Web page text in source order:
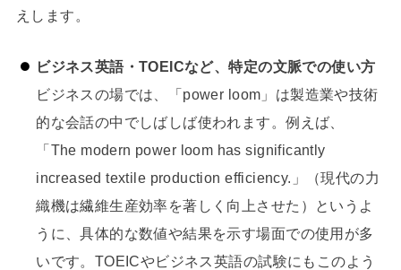
えします。
ビジネス英語・TOEICなど、特定の文脈での使い方
ビジネスの場では、「power loom」は製造業や技術
的な会話の中でしばしば使われます。例えば、
「The modern power loom has significantly
increased textile production efficiency.」（現代の力
織機は繊維生産効率を著しく向上させた）というよ
うに、具体的な数値や結果を示す場面での使用が多
いです。TOEICやビジネス英語の試験にもこのよう